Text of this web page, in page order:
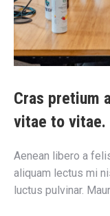
Cras pretium
vitae to vitae.
Aenean libero a
aliquam lectus mi
luctus pulvinar.